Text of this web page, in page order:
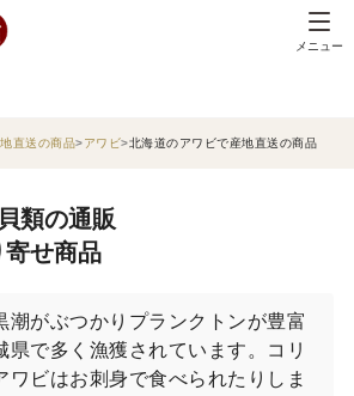
メニュー
直送の商品 アワビ 北海道のアワビで産地直送の商品
類の通販
せ商品
潮がぶつかりプランクトンが豊富
県で多く漁獲されています。コリ
ワビはお刺身で食べられたりしま